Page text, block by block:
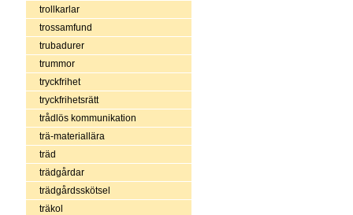
trollkarlar
trossamfund
trubadurer
trummor
tryckfrihet
tryckfrihetsrätt
trådlös kommunikation
trä-materiallära
träd
trädgårdar
trädgårdsskötsel
träkol